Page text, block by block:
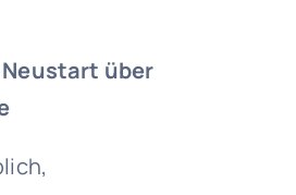
über